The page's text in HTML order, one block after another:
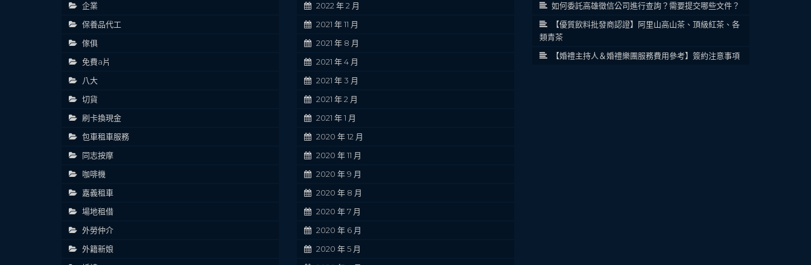
企業
保養品代工
傢俱
免費a片
八大
切貨
刷卡換現金
包車租車服務
同志按摩
咖啡機
嘉義租車
場地租借
外勞仲介
外籍新娘
2022 年 2 月
2021 年 11 月
2021 年 8 月
2021 年 4 月
2021 年 3 月
2021 年 2 月
2021 年 1 月
2020 年 12 月
2020 年 11 月
2020 年 9 月
2020 年 8 月
2020 年 7 月
2020 年 6 月
2020 年 5 月
如何委託高雄徵信公司進行查詢？需要提交哪些文件？
【優質飲料批發商認證】阿里山高山茶、頂級紅茶、各
類青茶
【婚禮主持人＆婚禮樂團服務費用參考】簽約注意事項